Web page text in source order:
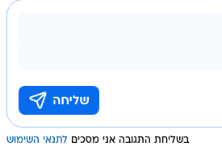
בשליחת התגובה אני מסכים לתנאי השימוש